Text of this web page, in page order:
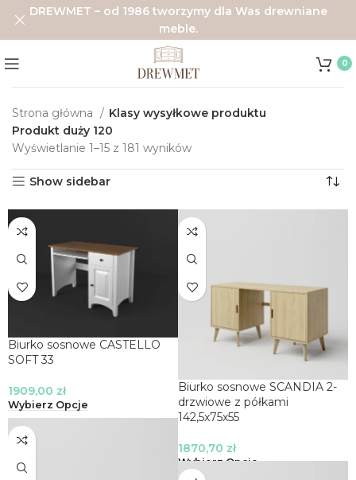
0
Strona główna
Klasy wysyłkowe produktu
Produkt duży 120
Wyświetlanie 1–15 z 181 wyników
Show sidebar
Biurko sosnowe CASTELLO
SOFT 33
1909,00 zł
Wybierz Opcje
Biurko sosnowe SCANDIA 2-
drzwiowe z półkami
142,5x75x55
1870,70 zł
Wybierz Opcje
DREWMET – od 1986 tworzymy dla Was drewniane
meble.